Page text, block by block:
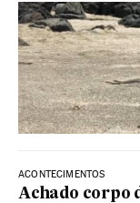
ACONTECIMENTOS
Achado corpo